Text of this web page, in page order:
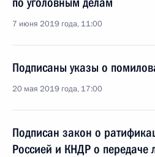
7 июня 2019 года, 11:00
Подписаны указы о
20 мая 2019 года, 17:00
Подписан закон о
Россией и КНДР о передаче